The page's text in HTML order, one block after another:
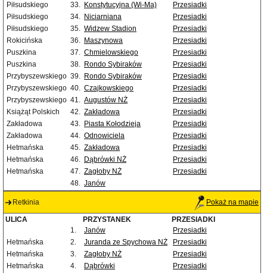
Piłsudskiego
33. Konstytucyjna (Wi-Ma)
Przesiadki
Piłsudskiego
34. Niciarniana
Przesiadki
Piłsudskiego
35. Widzew Stadion
Przesiadki
Rokicińska
36. Maszynowa
Przesiadki
Puszkina
37. Chmielowskiego
Przesiadki
Puszkina
38. Rondo Sybiraków
Przesiadki
Przybyszewskiego 39. Rondo Sybiraków
Przesiadki
Przybyszewskiego 40. Czajkowskiego
Przesiadki
Przybyszewskiego 41. Augustów NŻ
Przesiadki
Książąt Polskich
42. Zakładowa
Przesiadki
Zakładowa
43. Piasta Kołodzieja
Przesiadki
Zakładowa
44. Odnowiciela
Przesiadki
Hetmańska
45. Zakładowa
Przesiadki
Hetmańska
46. Dąbrówki NŻ
Przesiadki
Hetmańska
47. Zagłoby NŻ
Przesiadki
48. Janów
Retkinia Pokaż na mapie
ULICA PRZYSTANEK
PRZESIADKI
1.
Janów
Przesiadki
Hetmańska
2. Juranda ze Spychowa NŻ
Przesiadki
Hetmańska
3. Zagłoby NŻ
Przesiadki
Hetmańska
4. Dąbrówki
Przesiadki